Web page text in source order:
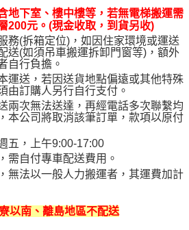
停止該用戶之使用額度並採取法律行動。
地下室、樓中樓等，若無電梯搬運需
200元。(現金收取，到貨另收)
務(拆箱定位)，如因住家環境或運送
送(如須吊車搬運拆卸門窗等)，額外
自行負擔。
運送，若因送貨地點偏遠或其他特殊
由訂購人另行自行支付。
兩次無法送達，再經電話多次聯繫均
本公司將取消該筆訂單，款項以原付
五，上午9:00-17:00
需自付專車配送費用。
無法以一般人力搬運者，其運費加計
以南、離島地區不配送